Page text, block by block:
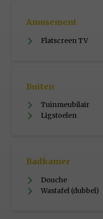
Amusement
Flatscreen TV
Buiten
Tuinmeubilair
Ligstoelen
Badkamer
Douche
Wastafel (dubbel)